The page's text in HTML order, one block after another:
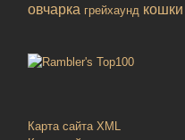
овчарка грейхаунд кошки
Карта сайта XML